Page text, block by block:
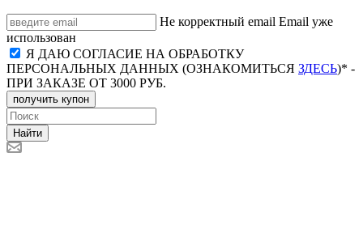
Не корректный email Email уже
использован
Я ДАЮ СОГЛАСИЕ НА ОБРАБОТКУ
ПЕРСОНАЛЬНЫХ ДАННЫХ (ОЗНАКОМИТЬСЯ ЗДЕСЬ)* -
ПРИ ЗАКАЗЕ ОТ 3000 РУБ.
получить купон
Найти